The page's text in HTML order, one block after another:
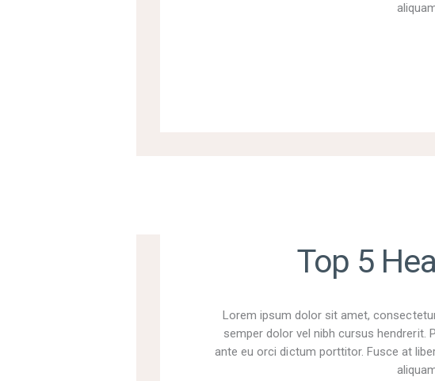
Top 5
Lorem ipsum dolor sit amet,
semper dolor vel nibh cursus hendrerit.
ante eu orci dictum porttitor. Fusce at